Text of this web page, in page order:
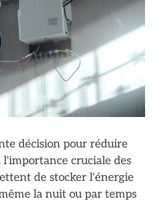
décision pour réduire
cruciale des
de stocker l'énergie
la nuit ou par temps